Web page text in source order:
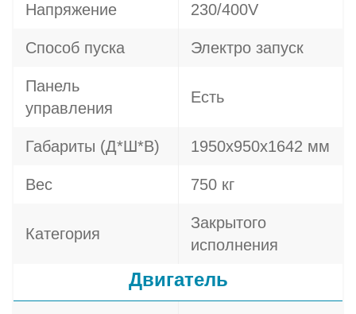
Напряжение 230/400V
Способ пуска Электро запуск
Панель
управления
Есть
Габариты (Д*Ш*В) 1950х950х1642 мм
Вес 750 кг
Категория
Закрытого
исполнения
Двигатель